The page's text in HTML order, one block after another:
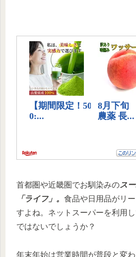
首都圏や近畿圏でお馴染みのス
「ライフ」。 食品や日用品がリ
すよね。ネットスーパーを利用
ではないでしょうか？
年末年始は営業時間が普段と変